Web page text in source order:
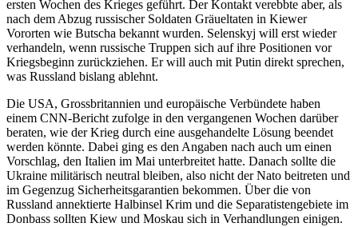
ersten Wochen des Krieges geführt. Der Kontakt verebbte aber, als
nach dem Abzug russischer Soldaten Gräueltaten in Kiewer
Vororten wie Butscha bekannt wurden. Selenskyj will erst wieder
verhandeln, wenn russische Truppen sich auf ihre Positionen vor
Kriegsbeginn zurückziehen. Er will auch mit Putin direkt sprechen,
was Russland bislang ablehnt.
Die USA, Grossbritannien und europäische Verbündete haben
einem CNN-Bericht zufolge in den vergangenen Wochen darüber
beraten, wie der Krieg durch eine ausgehandelte Lösung beendet
werden könnte. Dabei ging es den Angaben nach auch um einen
Vorschlag, den Italien im Mai unterbreitet hatte. Danach sollte die
Ukraine militärisch neutral bleiben, also nicht der Nato beitreten und
im Gegenzug Sicherheitsgarantien bekommen. Über die von
Russland annektierte Halbinsel Krim und die Separatistengebiete im
Donbass sollten Kiew und Moskau sich in Verhandlungen einigen.